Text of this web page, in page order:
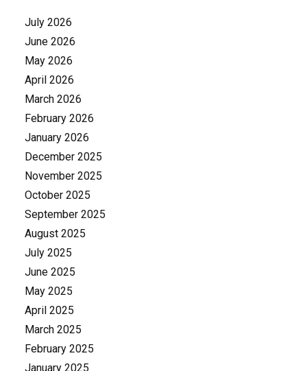
July 2026
June 2026
May 2026
April 2026
March 2026
February 2026
January 2026
December 2025
November 2025
October 2025
September 2025
August 2025
July 2025
June 2025
May 2025
April 2025
March 2025
February 2025
January 2025